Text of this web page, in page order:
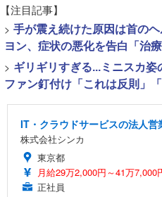
【注目記事】
> 手が震え続けた原因は首の
ヨン、症状の悪化を告白「治療
> ギリギリすぎる...ミニスカ
ファン釘付け「これは反則」「
IT・クラウドサービスの法人営
株式会社シンカ
東京都
月給29万2,000円～41万7,000
正社員